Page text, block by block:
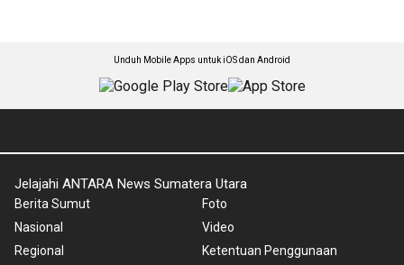
Unduh Mobile Apps untuk iOS dan Android
Jelajahi ANTARA News Sumatera Utara
Berita Sumut
Nasional
Regional
Foto
Video
Ketentuan Penggunaan